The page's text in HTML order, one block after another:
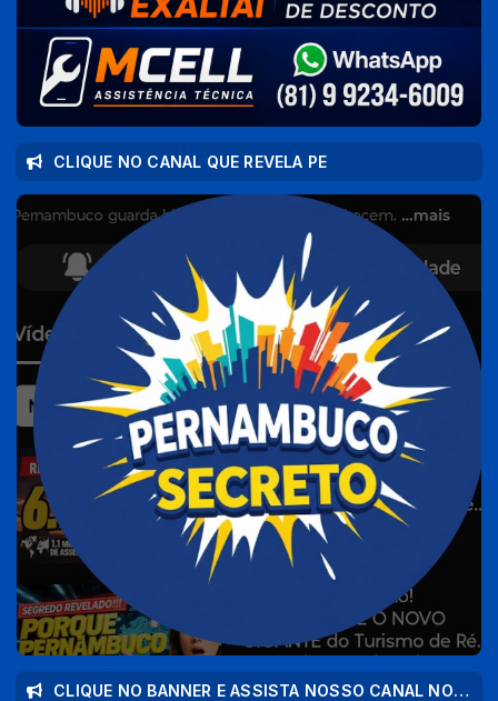
CLIQUE NO CANAL QUE REVELA PE
CLIQUE NO BANNER E ASSISTA NOSSO CANAL NO YOUTUBE